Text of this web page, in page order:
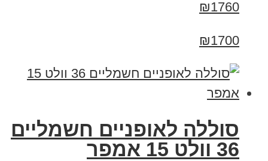
₪1760
₪1700
סוללה לאופניים חשמליים
36 וולט 15 אמפר